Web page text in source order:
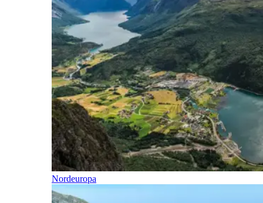
Nordeuropa